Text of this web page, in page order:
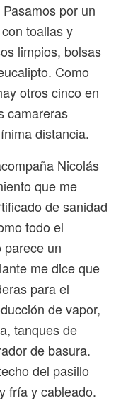
por un
toallas y
limpios, bolsas
Como
otros cinco en
camareras
distancia.
Nicolás
que me
de sanidad
todo el
parece un
me dice que
para el
de vapor,
tanques de
de basura.
del pasillo
fría y cableado.